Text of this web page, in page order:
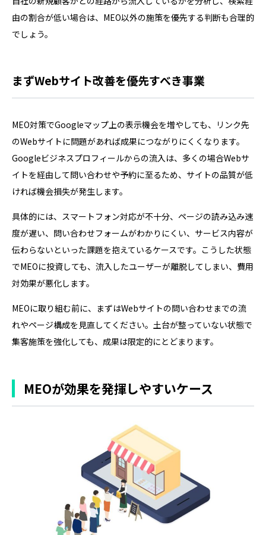
由の割合が低い場合は、MEO以外の施策を優先する判断も合理的
でしょう。
まずWebサイト改善を優先すべき事業
MEO対策でGoogleマップ上の表示機会を増やしても、リンク先
のWebサイトに問題があれば成果につながりにくくなります。
Googleビジネスプロフィールからの流入は、多くの場合Webサ
イトを経由して問い合わせや予約に至るため、サイトの品質が低
ければ機会損失が発生します。
具体的には、スマートフォン対応が不十分、ページの読み込み速
度が遅い、問い合わせフォームがわかりにくい、サービス内容が
伝わらないといった課題を抱えているケースです。こうした状態
でMEOに投資しても、流入したユーザーが離脱してしまい、費用
対効果が悪化します。
MEOに取り組む前に、まずはWebサイトの問い合わせまでの流
れやページ構成を見直してください。土台が整っていない状態で
集客施策を強化しても、成果は限定的にとどまります。
MEOが効果を発揮しやすいケース